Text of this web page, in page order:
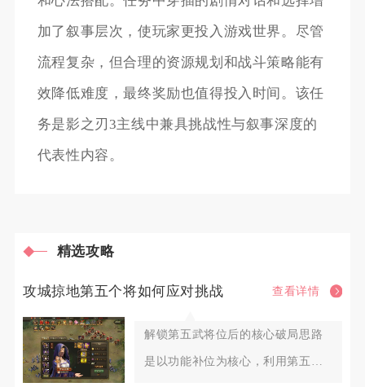
加了叙事层次，使玩家更投入游戏世界。尽管
流程复杂，但合理的资源规划和战斗策略能有
效降低难度，最终奖励也值得投入时间。该任
务是影之刃3主线中兼具挑战性与叙事深度的
代表性内容。
精选攻略
攻城掠地第五个将如何应对挑战 查看详情
解锁第五武将位后的核心破局思路
是以功能补位为核心，利用第五将